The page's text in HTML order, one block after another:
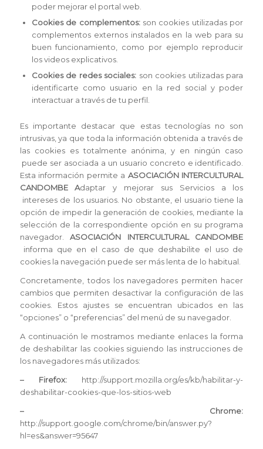
poder mejorar el portal web.
Cookies de complementos:son cookies utilizadas por
complementos externos instalados en la web para su
buen funcionamiento, como por ejemplo reproducir
los videos explicativos.
Cookies de redes sociales: son cookies utilizadas para
identificarte como usuario en la red social y poder
interactuar a través de tu perfil.
Es importante destacar que estas tecnologías no son
intrusivas, ya que toda la información obtenida a través de
las cookies es totalmente anónima, y en ningún caso
puede ser asociada a un usuario concreto e identificado.
Esta información permite a ASOCIACIÓN INTERCULTURAL
CANDOMBE Adaptar y mejorar sus Servicios a los
intereses de los usuarios. No obstante, el usuario tiene la
opción de impedir la generación de cookies, mediante la
selección de la correspondiente opción en su programa
navegador.ASOCIACIÓN INTERCULTURAL CANDOMBE
informa que en el caso de que deshabilite el uso de
cookies la navegación puede ser más lenta de lo habitual.
Concretamente, todos los navegadores permiten hacer
cambios que permiten desactivar la configuración de las
cookies. Estos ajustes se encuentran ubicados en las
“opciones” o “preferencias” del menú de su navegador.
A continuación le mostramos mediante enlaces la forma
de deshabilitar las cookies siguiendo las instrucciones de
los navegadores más utilizados:
– Firefox: http://support.mozilla.org/es/kb/habilitar-y-
deshabilitar-cookies-que-los-sitios-web
– Chrome:
http://support.google.com/chrome/bin/answer.py?
hl=es&answer=95647